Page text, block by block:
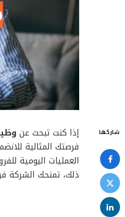
شاركها إذا كنت تبحث عن
فرصتك المثالية
العمليات اليومية
ذلك، تمنحك الشركة